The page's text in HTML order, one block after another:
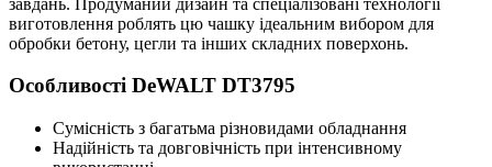
виготовлення роблять цю чашку ідеальним вибором для
обробки бетону, цегли та інших складних поверхонь.
Особливості DeWALT DT3795
Сумісність з багатьма різновидами обладнання
Надійність та довговічність при інтенсивному